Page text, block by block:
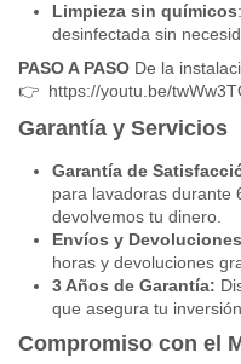
Limpieza sin químicos
desinfectada sin
PASO A PASO De la
👉 https://youtu.be/
Garantía y Servicios
Garantía de
para lavadoras durante
devolvemos tu dinero.
Envíos y
horas y devoluciones
3 Años de Garantía:
que asegura tu
Compromiso con el